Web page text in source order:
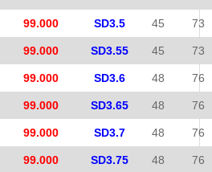
99.000 SD3.5 45 73
99.000 SD3.55 45 73
99.000 SD3.6 48 76
99.000 SD3.65 48 76
99.000 SD3.7 48 76
99.000 SD3.75 48 76